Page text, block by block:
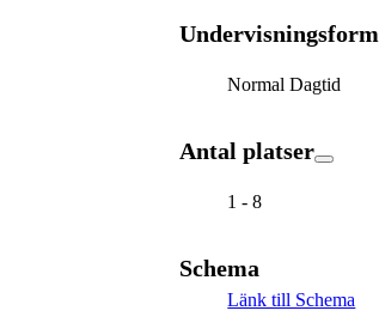
Undervisningsform
Normal Dagtid
Antal platser
1 - 8
Schema
Länk till Schema